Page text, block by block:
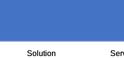
Solution